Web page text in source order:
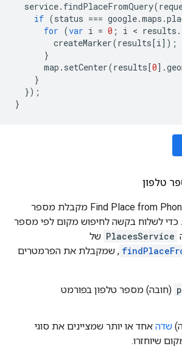
service. findPlaceFromQuery(
if (status === google.maps .
for (var i = 0 ; i < results .
createMarker(results [i]);
}
map . setCenter(results [0].
}
});
}
טלפון
הפונקציה Find Place from Phone Number מקבלת מספר
כדי לשלוח בקשה לחיפוש מקום לפי מספר
PlacesService של
, שמקבלת את הפרמטרים
(חובה) מספר טלפון בפורמט
שדה אחד או יותר שמציינים את סוגי
שיוחזרו.